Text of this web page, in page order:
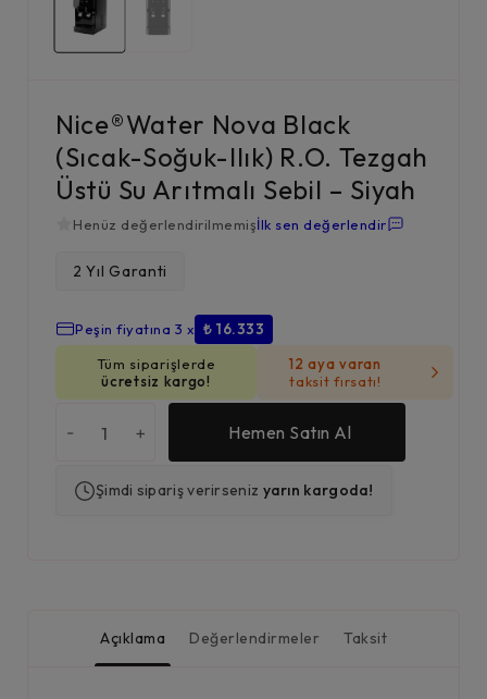
Nice®Water Nova Black
(Sıcak-Soğuk-Ilık) R.O. Tezgah
Üstü Su Arıtmalı Sebil – Siyah
Henüz değerlendirilmemişİlk sen değerlendir
2 Yıl Garanti
Peşin fiyatına 3 x ₺ 16.333
Tüm siparişlerde
ücretsiz kargo!
12 aya varan
taksit fırsatı!
- + Hemen Satın Al
Şimdi sipariş verirseniz yarın kargoda!
Açıklama Değerlendirmeler Taksit